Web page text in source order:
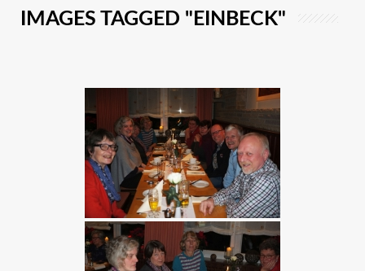
IMAGES TAGGED "EINBECK"